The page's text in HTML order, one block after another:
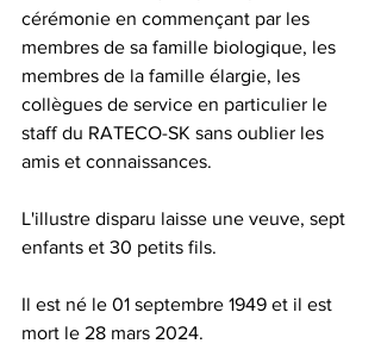
cérémonie en commençant par les
membres de sa famille biologique, les
membres de la famille élargie, les
collègues de service en particulier le
staff du RATECO-SK sans oublier les
amis et connaissances.
L'illustre disparu laisse une veuve, sept
enfants et 30 petits fils.
Il est né le 01 septembre 1949 et il est
mort le 28 mars 2024.